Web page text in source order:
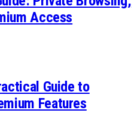
Access
Guide to
Features